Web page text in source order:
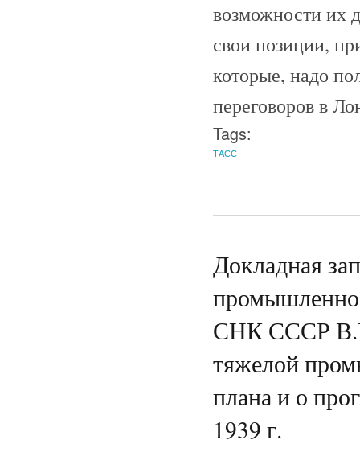
возможности их
свои позиции,
которые, надо
переговоров в
Tags:
ТАСС
Докладная
СНК СССР
тяжелой
плана и о
1939 г.